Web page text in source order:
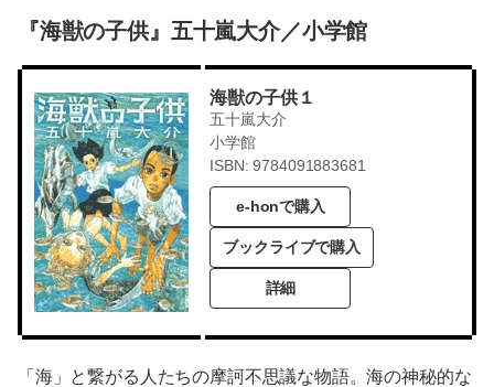
『海獣の子供』五十嵐大介／小学館
海獣の子供１
五十嵐大介
小学館
ISBN: 9784091883681
e-honで購入
ブックライブで購入
詳細
「海」と繋がる人たちの摩訶不思議な物語。海の神秘的な